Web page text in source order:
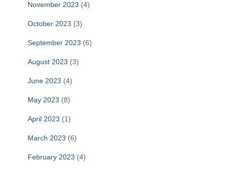
November 2023 (4)
October 2023 (3)
September 2023 (6)
August 2023 (3)
June 2023 (4)
May 2023 (8)
April 2023 (1)
March 2023 (6)
February 2023 (4)